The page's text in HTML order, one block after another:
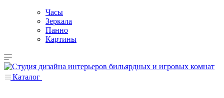
Часы
Зеркала
Панно
Картины
Каталог